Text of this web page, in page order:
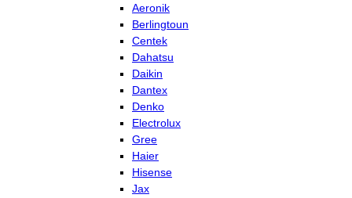
Aeronik
Berlingtoun
Centek
Dahatsu
Daikin
Dantex
Denko
Electrolux
Gree
Haier
Hisense
Jax